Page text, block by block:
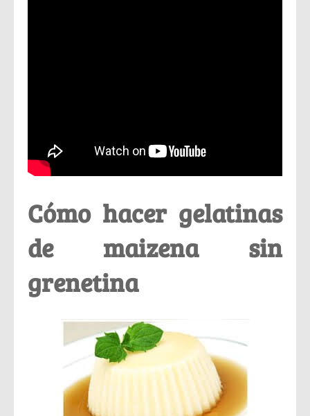
Cómo hacer gelatinas
de maizena sin
grenetina